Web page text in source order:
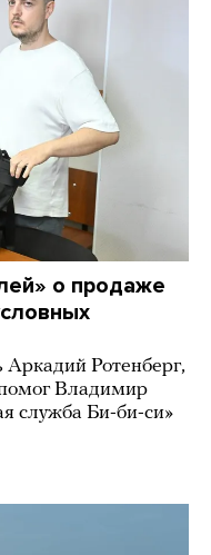
о продаже
Аркадий Ротенберг,
Владимир
служба Би-би-си»